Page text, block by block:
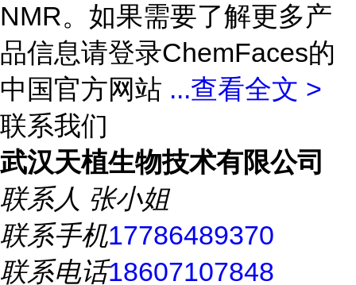
NMR。如果需要了解更多产
品信息请登录ChemFaces的
中国官方网站 ...查看全文 >
联系我们
武汉天植生物技术有限公司
联系人 张小姐
联系手机17786489370
联系电话18607107848